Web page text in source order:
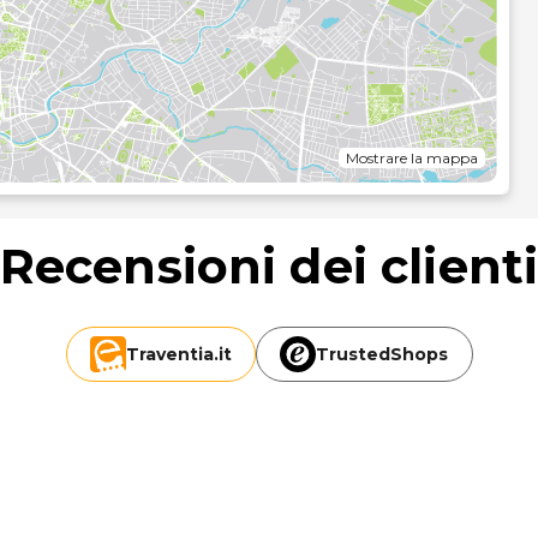
piatti, nonché di un'ampia scelta di snack al
Troverai un bar a bordo piscina e 2 bar/lounge.
poliglotta e deposito bagagli. Il un parcheggio (a
di 0,1 chilometri.
Mostrare la mappa
Recensioni dei clienti
Traventia.it TrustedShops